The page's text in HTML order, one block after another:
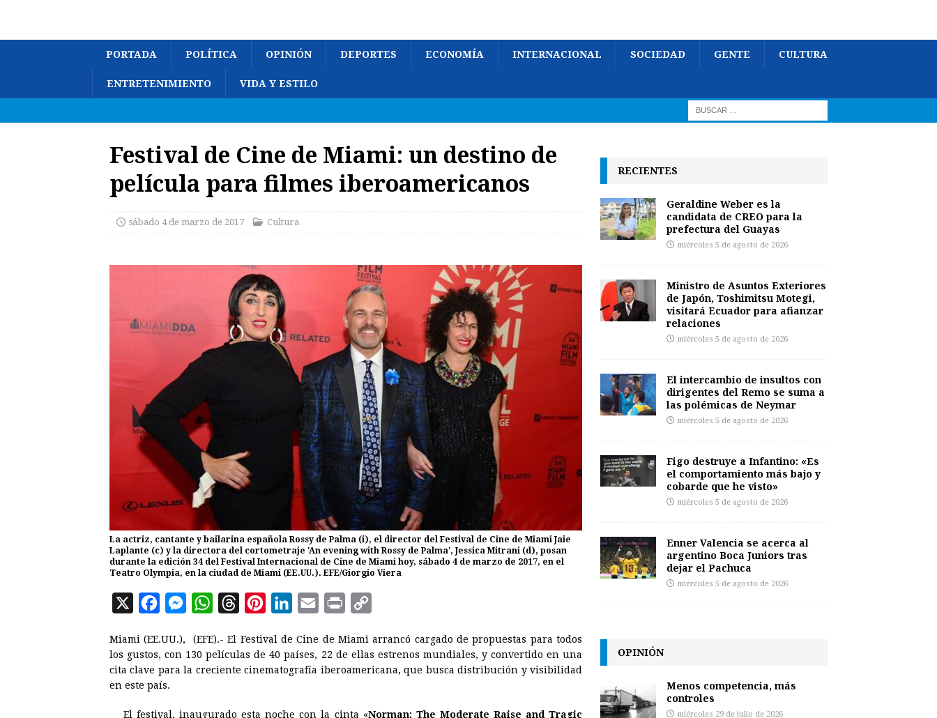
PORTADA POLÍTICA OPINIÓN DEPORTES ECONOMÍA INTERNACIONAL SOCIEDAD GENTE CULTURA
ENTRETENIMIENTO VIDA Y ESTILO
Festival de Cine de Miami: un destino de
película para filmes iberoamericanos
sábado 4 de marzo de 2017 Cultura
La actriz, cantante y bailarina española Rossy de Palma (i), el director del Festival de Cine de Miami Jaie
Laplante (c) y la directora del cortometraje 'An evening with Rossy de Palma', Jessica Mitrani (d), posan
durante la edición 34 del Festival Internacional de Cine de Miami hoy, sábado 4 de marzo de 2017, en el
Teatro Olympia, en la ciudad de Miami (EE.UU.). EFE/Giorgio Viera
X
c
e
b
M
s
W
a
t
r
e
n
t
n
k
a
i
i
n
p
y
Miami (EE.UU.), (EFE).- El Festival de Cine de Miami arrancó cargado de propuestas para todos
los gustos, con 130 películas de 40 países, 22 de ellas estrenos mundiales, y convertido en una
cita clave para la creciente cinematografía iberoamericana, que busca distribución y visibilidad
en este país.
El festival, inaugurado esta noche con la cinta «Norman: The Moderate Raise and Tragic
RECIENTES
Geraldine Weber es la
candidata de CREO para la
prefectura del Guayas
miércoles 5 de agosto de 2026
Ministro de Asuntos Exteriores
de Japón, Toshimitsu Motegi,
visitará Ecuador para afianzar
relaciones
miércoles 5 de agosto de 2026
El intercambio de insultos con
dirigentes del Remo se suma a
las polémicas de Neymar
miércoles 5 de agosto de 2026
Figo destruye a Infantino: «Es
el comportamiento más bajo y
cobarde que he visto»
miércoles 5 de agosto de 2026
Enner Valencia se acerca al
argentino Boca Juniors tras
dejar el Pachuca
miércoles 5 de agosto de 2026
OPINIÓN
Menos competencia, más
controles
miércoles 29 de julio de 2026